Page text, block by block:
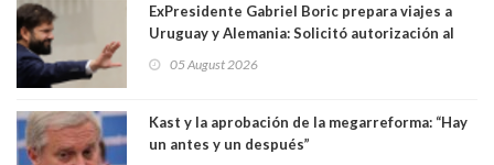
ExPresidente Gabriel Boric prepara viajes a
Uruguay y Alemania: Solicitó autorización al
05 August 2026
Kast y la aprobación de la megarreforma: “Hay
un antes y un después”